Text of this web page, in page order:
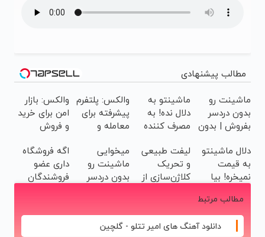
مطالب پیشنهادی
ماشینت رو
بدون دردسر
بفروش | بدون
ماشینتو به
دلال نده! به
مصرف کننده
پاسخ به یک
تماس
والکس: پلتفرم
پیشرفته برای
معامله و
ایمن
والکس: بازار
امن برای خرید
و فروش
دیجیتال
دلال ماشینتو
به قیمت
نمیخره! بیا
اینجا به
قیمت
بفروش*فقط
خریدار واقعی*
لیفت طبیعی
و تحریک
کلاژن‌سازی از
ماندگاری ✅
جوان شو
میخوایی
ماشینت رو
بدون دردسر
کمیسیون
اگه فروشگاه
داری عضو
فروشندگان
بگیر
مطالب مرتبط
دانلود آهنگ های امیر تتلو - گلچین